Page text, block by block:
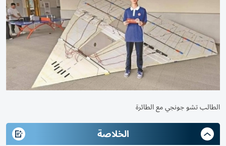
الطالب تشو جونجي مع الطائرة
الخلاصة